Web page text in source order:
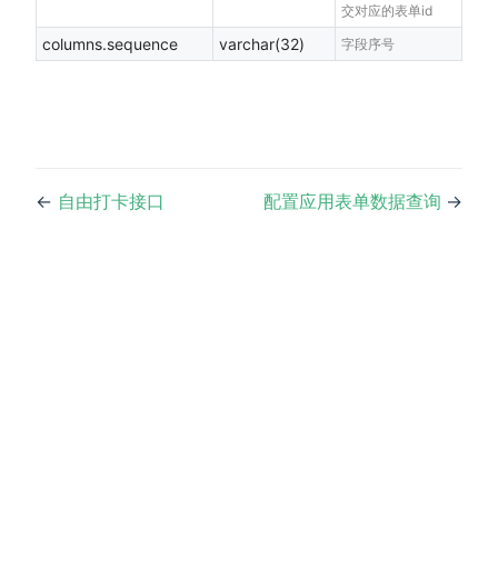
交对应的表单id
columns.sequence varchar(32) 字段序号
← 自由打卡接口 配置应用表单数据查询 →